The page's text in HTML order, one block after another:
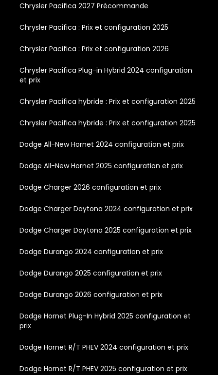
Chrysler Pacifica 2027 Précommande
Chrysler Pacifica : Prix et configuration 2025
Chrysler Pacifica : Prix et configuration 2026
Chrysler Pacifica Plug-in Hybrid 2024 configuration
et prix
Chrysler Pacifica hybride : Prix et configuration 2025
Chrysler Pacifica hybride : Prix et configuration 2025
Dodge All-New Hornet 2024 configuration et prix
Dodge All-New Hornet 2025 configuration et prix
Dodge Charger 2026 configuration et prix
Dodge Charger Daytona 2024 configuration et prix
Dodge Charger Daytona 2025 configuration et prix
Dodge Durango 2024 configuration et prix
Dodge Durango 2025 configuration et prix
Dodge Durango 2026 configuration et prix
Dodge Hornet Plug-In Hybrid 2025 configuration et
prix
Dodge Hornet R/T PHEV 2024 configuration et prix
Dodge Hornet R/T PHEV 2025 configuration et prix